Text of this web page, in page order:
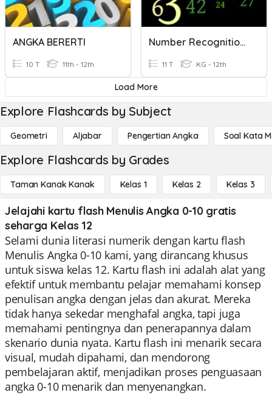
ANGKA BERERTI
10 T 11th - 12th
Number Recognition 0-10
11 T KG - 12th
Load More
Explore Flashcards by Subject
Geometri Aljabar Pengertian Angka Soal Kata
Explore Flashcards by Grades
Taman Kanak Kanak Kelas 1 Kelas 2 Kelas 3
Jelajahi kartu flash Menulis Angka 0-10 gratis
seharga Kelas 12
Selami dunia literasi numerik dengan kartu flash
Menulis Angka 0-10 kami, yang dirancang khusus
untuk siswa kelas 12. Kartu flash ini adalah alat yang
efektif untuk membantu pelajar memahami konsep
penulisan angka dengan jelas dan akurat. Mereka
tidak hanya sekedar menghafal angka, tapi juga
memahami pentingnya dan penerapannya dalam
skenario dunia nyata. Kartu flash ini menarik secara
visual, mudah dipahami, dan mendorong
pembelajaran aktif, menjadikan proses penguasaan
angka 0-10 menarik dan menyenangkan.